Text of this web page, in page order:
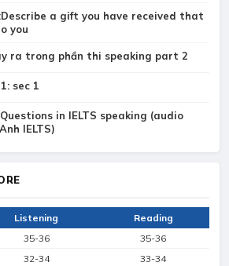
a gift you have received that
you
ra trong phần thi speaking part 2
Unit 1: sec 1
in IELTS speaking (audio
IELTS)
Listening
Reading
35-36
35-36
32-34 33-34